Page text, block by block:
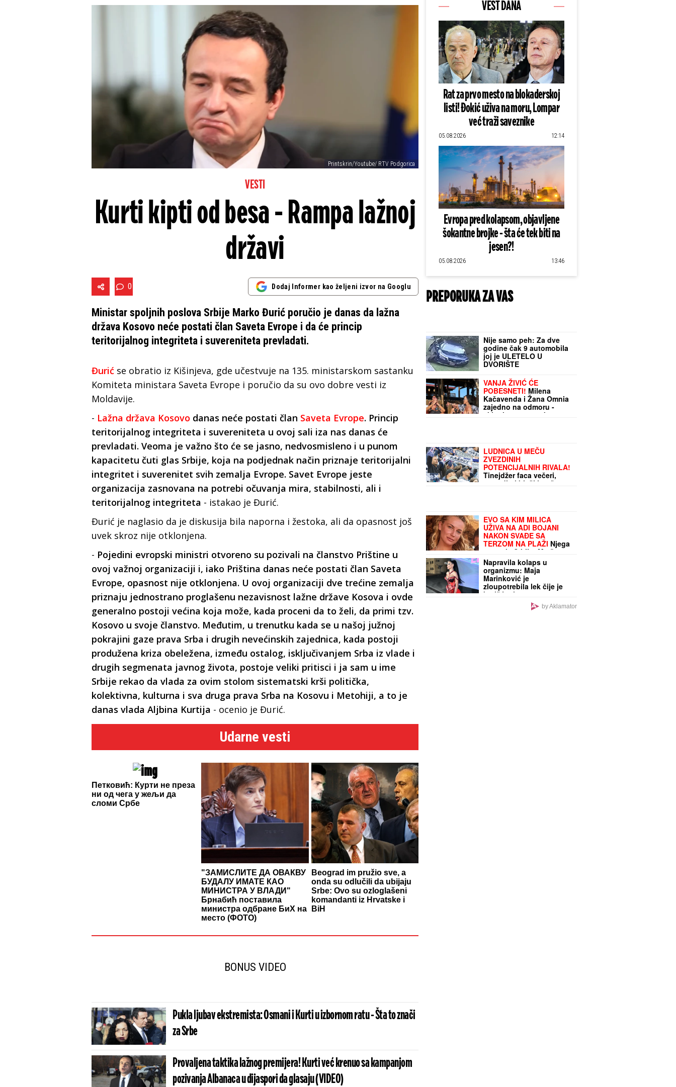
Printskrin/Youtube/ RTV Podgorica
VESTI
Kurti kipti od besa - Rampa lažnoj
državi
0 Dodaj Informer kao željeni izvor na Googlu
Ministar spoljnih poslova Srbije Marko Đurić poručio je danas da lažna
država Kosovo neće postati član Saveta Evrope i da će princip
teritorijalnog integriteta i suvereniteta prevladati.
Đurić se obratio iz Kišinjeva, gde učestvuje na 135. ministarskom sastanku
Komiteta ministara Saveta Evrope i poručio da su ovo dobre vesti iz
Moldavije.
- Lažna država Kosovo danas neće postati član Saveta Evrope. Princip
teritorijalnog integriteta i suvereniteta u ovoj sali iza nas danas će
prevladati. Veoma je važno što će se jasno, nedvosmisleno i u punom
kapacitetu čuti glas Srbije, koja na podjednak način priznaje teritorijalni
integritet i suverenitet svih zemalja Evrope. Savet Evrope jeste
organizacija zasnovana na potrebi očuvanja mira, stabilnosti, ali i
teritorijalnog integriteta - istakao je Đurić.
Đurić je naglasio da je diskusija bila naporna i žestoka, ali da opasnost još
uvek skroz nije otklonjena.
- Pojedini evropski ministri otvoreno su pozivali na članstvo Prištine u
ovoj važnoj organizaciji i, iako Priština danas neće postati član Saveta
Evrope, opasnost nije otklonjena. U ovoj organizaciji dve trećine zemalja
priznaju jednostrano proglašenu nezavisnost lažne države Kosova i ovde
generalno postoji većina koja može, kada proceni da to želi, da primi tzv.
Kosovo u svoje članstvo. Međutim, u trenutku kada se u našoj južnoj
pokrajini gaze prava Srba i drugih nevećinskih zajednica, kada postoji
produžena kriza obeležena, između ostalog, isključivanjem Srba iz vlade i
drugih segmenata javnog života, postoje veliki pritisci i ja sam u ime
Srbije rekao da vlada za ovim stolom sistematski krši politička,
kolektivna, kulturna i sva druga prava Srba na Kosovu i Metohiji, a to je
danas vlada Aljbina Kurtija - ocenio je Đurić.
Udarne vesti
Петковић: Курти не преза
ни од чега у жељи да
сломи Србе
"ЗАМИСЛИТЕ ДА ОВАКВУ
БУДАЛУ ИМАТЕ КАО
МИНИСТРА У ВЛАДИ"
Брнабић поставила
министра одбране БиХ на
место (ФОТО)
Beograd im pružio sve, a
onda su odlučili da ubijaju
Srbe: Ovo su ozloglašeni
komandanti iz Hrvatske i
BiH
BONUS VIDEO
Pukla ljubav ekstremista: Osmani i Kurti u izbornom ratu - Šta to znači
za Srbe
Provaljena taktika lažnog premijera! Kurti već krenuo sa kampanjom
pozivanja Albanaca u dijaspori da glasaju (VIDEO)
VEST DANA
Rat za prvo mesto na blokaderskoj
listi! Đokić uživa na moru, Lompar
već traži saveznike
05.08.2026 12:14
Evropa pred kolapsom, objavljene
šokantne brojke - šta će tek biti na
jesen?!
05.08.2026 13:46
PREPORUKA ZA VAS
Nije samo peh: Za dve
godine čak 9 automobila
joj je ULETELO U
DVORIŠTE
VANJA ŽIVIĆ ĆE
POBESNETI! Milena
Kačavenda i Žana Omnia
zajedno na odmoru -
skinule se na pesku u
LUDNICA U MEČU
ZVEZDINIH
POTENCIJALNIH RIVALA!
Tinejdžer faca večeri,
pogodio i bivši igrač
EVO SA KIM MILICA
UŽIVA NA ADI BOJANI
NAKON SVAĐE SA
TERZOM NA PLAŽI Njega
zna cela Srbija: Mreže
gore od komentara,
osvanula fotografija
Napravila kolaps u
organizmu: Maja
Marinković je
zloupotrebila lek čije je
korišćenje strogo
by Aklamator